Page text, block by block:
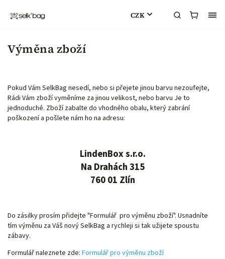
CZK
Výměna zboží
Pokud Vám SelkBag nesedí, nebo si přejete jinou barvu nezoufejte,
Rádi Vám zboží vyměníme za jinou velikost, nebo barvu Je to
jednoduché. Zboží zabalte do vhodného obalu, který zabrání
poškození a pošlete nám ho na adresu:
LindenBox s.r.o.
Na Drahách 315
760 01 Zlín
Do zásilky prosím přidejte "Formulář pro výměnu zboží". Usnadníte
tím výměnu za Váš nový SelkBag a rychleji si tak užijete spoustu
zábavy.
Formulář naleznete zde: Formulář pro výměnu zboží